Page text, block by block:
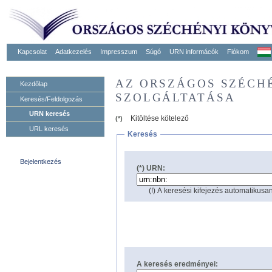
Kapcsolat Adatkezelés Impresszum Súgó URN informácók Fiókom
Kezdőlap
Keresés/Feldolgozás
URN keresés
URL keresés
Bejelentkezés
AZ ORSZÁGOS
SZOLGÁLTATÁSA
(*)
Kitöltése kötelező
Keresés
(*) URN:
(!) A keresési kifejezés
A keresés eredményei: